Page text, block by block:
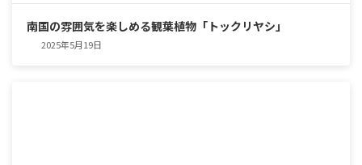
南国の雰囲気を楽しめる観葉植物「トックリヤシ」
2025年5月19日